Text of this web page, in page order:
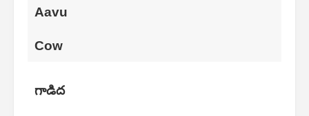
Aavu
Cow
గాడిద